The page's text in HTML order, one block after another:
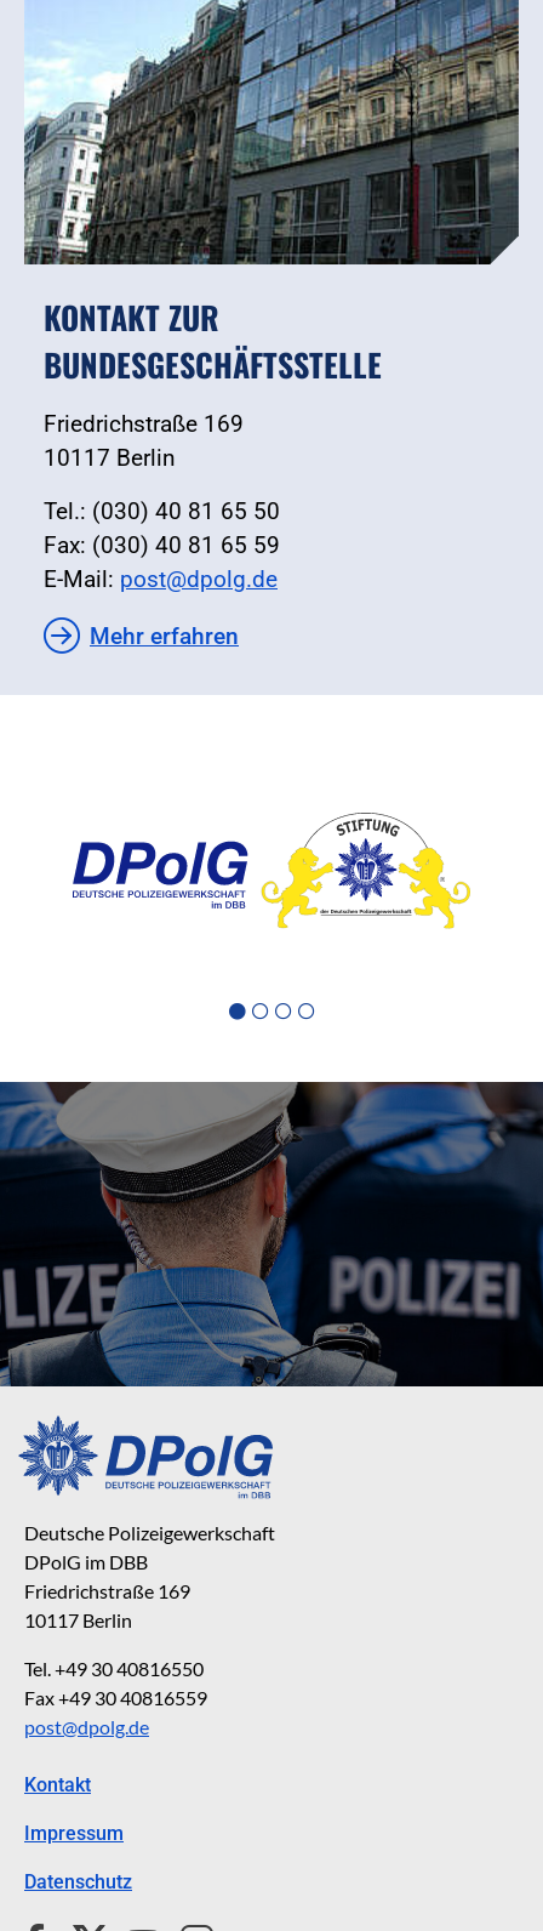
KONTAKT ZUR
BUNDESGESCHÄFTSSTELLE
Friedrichstraße 169
10117 Berlin
Tel.: (030) 40 81 65 50
Fax: (030) 40 81 65 59
E-Mail: post@dpolg.de
Mehr erfahren
Deutsche Polizeigewerkschaft
DPolG im DBB
Friedrichstraße 169
10117 Berlin
Tel. +49 30 40816550
Fax +49 30 40816559
post@dpolg.de
Kontakt
Impressum
Datenschutz